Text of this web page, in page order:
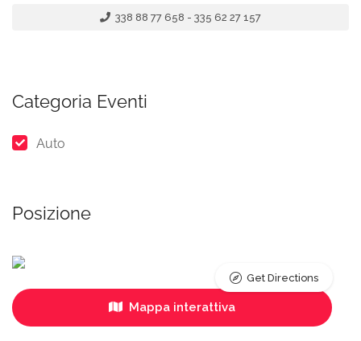
338 88 77 658 - 335 62 27 157
Categoria Eventi
Auto
Posizione
Mappa interattiva
Get Directions